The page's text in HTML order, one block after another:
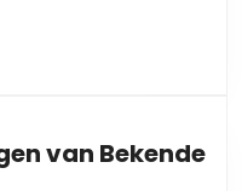
van Bekende